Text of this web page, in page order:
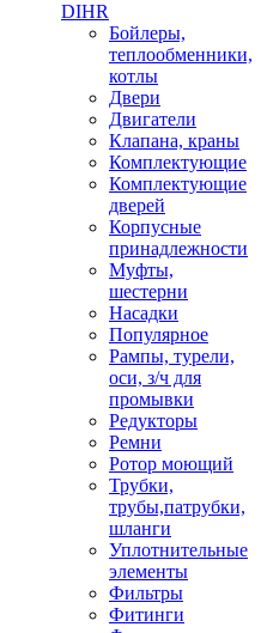
DIHR
Бойлеры,
теплообменники,
котлы
Двери
Двигатели
Клапана, краны
Комплектующие
Комплектующие
дверей
Корпусные
принадлежности
Муфты,
шестерни
Насадки
Популярное
Рампы, турели,
оси, з/ч для
промывки
Редукторы
Ремни
Ротор моющий
Трубки,
трубы,патрубки,
шланги
Уплотнительные
элементы
Фильтры
Фитинги